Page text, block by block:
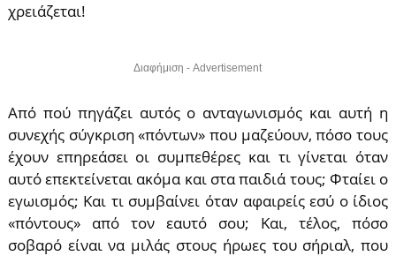
χρειάζεται!
Διαφήμιση - Advertisement
Από πού πηγάζει αυτός ο ανταγωνισμός και αυτή η
συνεχής σύγκριση «πόντων» που μαζεύουν, πόσο τους
έχουν επηρεάσει οι συμπεθέρες και τι γίνεται όταν
αυτό επεκτείνεται ακόμα και στα παιδιά τους; Φταίει ο
εγωισμός; Και τι συμβαίνει όταν αφαιρείς εσύ ο ίδιος
«πόντους» από τον εαυτό σου; Και, τέλος, πόσο
σοβαρό είναι να μιλάς στους ήρωες του σήριαλ, που